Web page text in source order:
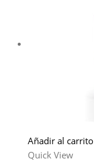
Añadir al carrito
Quick View